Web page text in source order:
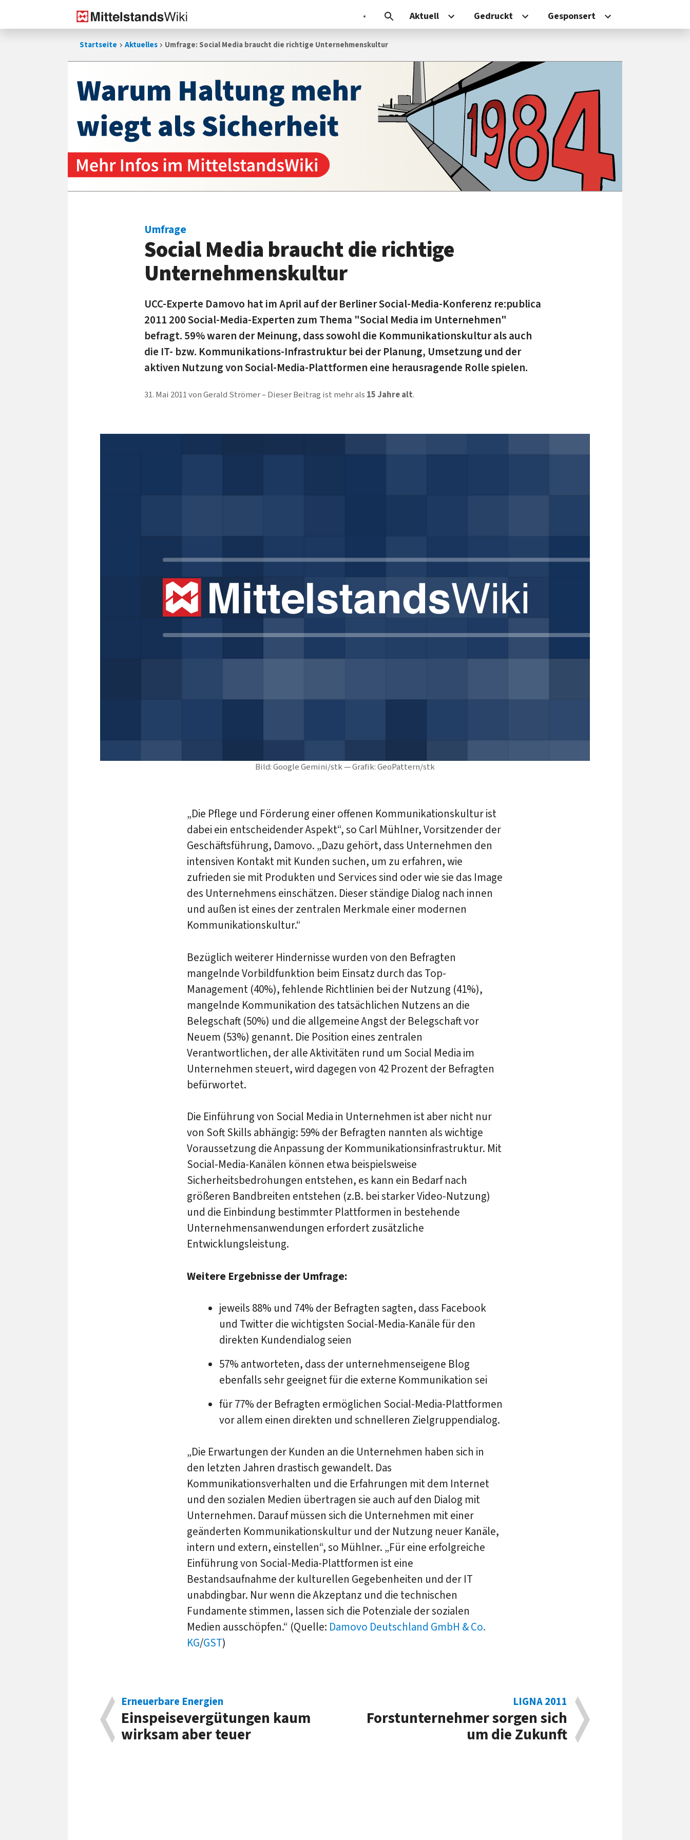
Aktuell Gedruckt Gesponsert
Startseite Aktuelles Umfrage: Social Media braucht die richtige Unternehmenskultur
Bild: Google Gemini/stk — Grafik: GeoPattern/stk
Umfrage
Social Media braucht die richtige
Unternehmenskultur
UCC-Experte Damovo hat im April auf der Berliner Social-Media-Konferenz re:publica
2011 200 Social-Media-Experten zum Thema "Social Media im Unternehmen"
befragt. 59% waren der Meinung, dass sowohl die Kommunikationskultur als auch
die IT- bzw. Kommunikations-Infrastruktur bei der Planung, Umsetzung und der
aktiven Nutzung von Social-Media-Plattformen eine herausragende Rolle spielen.
31. Mai 2011vonGerald Strömer Dieser Beitrag ist mehr als 15 Jahre alt.
„Die Pflege und Förderung einer offenen Kommunikationskultur ist
dabei ein entscheidender Aspekt“, so Carl Mühlner, Vorsitzender der
Geschäftsführung, Damovo. „Dazu gehört, dass Unternehmen den
intensiven Kontakt mit Kunden suchen, um zu erfahren, wie
zufrieden sie mit Produkten und Services sind oder wie sie das Image
des Unternehmens einschätzen. Dieser ständige Dialog nach innen
und außen ist eines der zentralen Merkmale einer modernen
Kommunikationskultur.“
Bezüglich weiterer Hindernisse wurden von den Befragten
mangelnde Vorbildfunktion beim Einsatz durch das Top-
Management (40%), fehlende Richtlinien bei der Nutzung (41%),
mangelnde Kommunikation des tatsächlichen Nutzens an die
Belegschaft (50%) und die allgemeine Angst der Belegschaft vor
Neuem (53%) genannt. Die Position eines zentralen
Verantwortlichen, der alle Aktivitäten rund um Social Media im
Unternehmen steuert, wird dagegen von 42 Prozent der Befragten
befürwortet.
Die Einführung von Social Media in Unternehmen ist aber nicht nur
von Soft Skills abhängig: 59% der Befragten nannten als wichtige
Voraussetzung die Anpassung der Kommunikationsinfrastruktur. Mit
Social-Media-Kanälen können etwa beispielsweise
Sicherheitsbedrohungen entstehen, es kann ein Bedarf nach
größeren Bandbreiten entstehen (z.B. bei starker Video-Nutzung)
und die Einbindung bestimmter Plattformen in bestehende
Unternehmensanwendungen erfordert zusätzliche
Entwicklungsleistung.
Weitere Ergebnisse der Umfrage:
jeweils 88% und 74% der Befragten sagten, dass Facebook
und Twitter die wichtigsten Social-Media-Kanäle für den
direkten Kundendialog seien
57% antworteten, dass der unternehmenseigene Blog
ebenfalls sehr geeignet für die externe Kommunikation sei
für 77% der Befragten ermöglichen Social-Media-Plattformen
vor allem einen direkten und schnelleren Zielgruppendialog.
„Die Erwartungen der Kunden an die Unternehmen haben sich in
den letzten Jahren drastisch gewandelt. Das
Kommunikationsverhalten und die Erfahrungen mit dem Internet
und den sozialen Medien übertragen sie auch auf den Dialog mit
Unternehmen. Darauf müssen sich die Unternehmen mit einer
geänderten Kommunikationskultur und der Nutzung neuer Kanäle,
intern und extern, einstellen“, so Mühlner. „Für eine erfolgreiche
Einführung von Social-Media-Plattformen ist eine
Bestandsaufnahme der kulturellen Gegebenheiten und der IT
unabdingbar. Nur wenn die Akzeptanz und die technischen
Fundamente stimmen, lassen sich die Potenziale der sozialen
Medien ausschöpfen.“ (Quelle: Damovo Deutschland GmbH & Co.
KG/GST)
Erneuerbare Energien
Einspeisevergütungen kaum
wirksam aber teuer
LIGNA 2011
Forstunternehmer sorgen sich
um die Zukunft